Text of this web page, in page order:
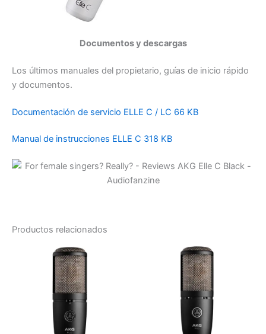
Documentos y descargas
Los últimos manuales del propietario, guías de inicio rápido
y documentos.
Documentación de servicio ELLE C / LC 66 KB
Manual de instrucciones ELLE C 318 KB
Productos relacionados